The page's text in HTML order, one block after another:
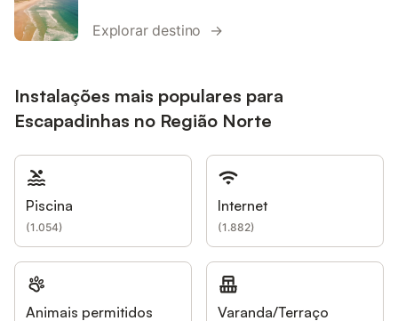
Explorar destino →
Instalações mais populares para
Escapadinhas no Região Norte
Piscina
(1.054)
Internet
(1.882)
Animais permitidos Varanda/Terraço